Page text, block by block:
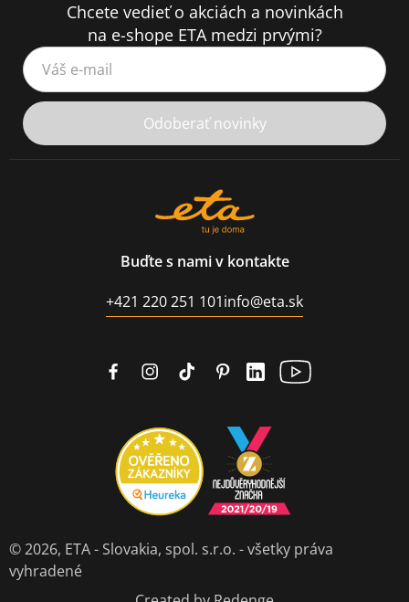
Chcete vedieť o akciách a novinkách
na e-shope ETA medzi prvými?
Váš e-mail
Odoberať novinky
Buďte s nami v kontakte
+421 220 251 101info@eta.sk
© 2026, ETA - Slovakia, spol. s.r.o. - všetky práva
vyhradené